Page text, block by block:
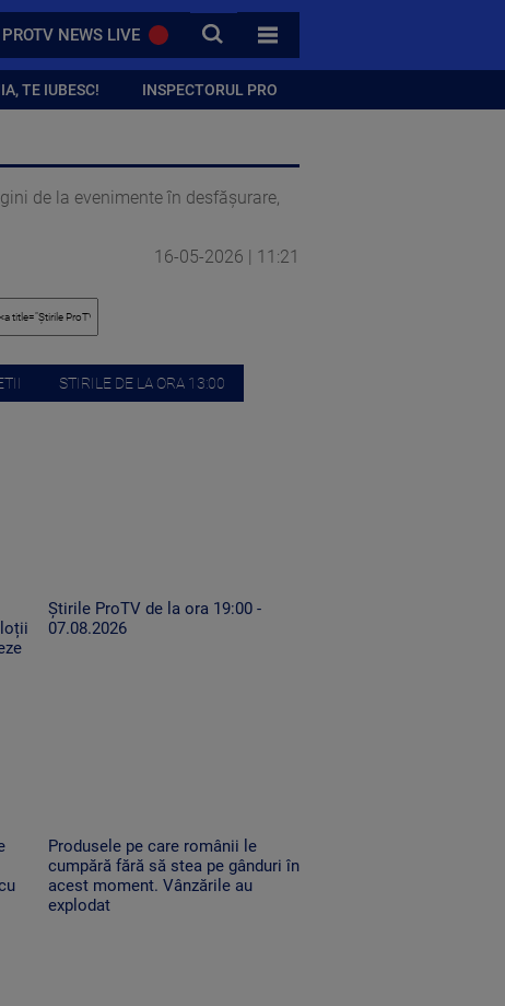
PROTV NEWS LIVE CAUTA
TOATE CATEGORIILE
TE IUBESC! INSPECTORUL PRO
de la evenimente în desfășurare,
16-05-2026 | 11:21
STIRILE DE LA ORA 13:00
Știrile ProTV de la ora 19:00 -
07.08.2026
Produsele pe care românii le
cumpără fără să stea pe gânduri în
acest moment. Vânzările au
explodat